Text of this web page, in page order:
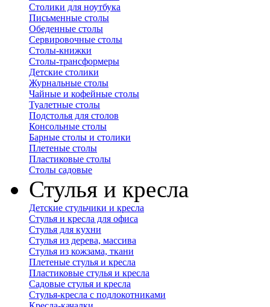
Столики для ноутбука
Письменные столы
Обеденные столы
Сервировочные столы
Столы-книжки
Столы-трансформеры
Детские столики
Журнальные столы
Чайные и кофейные столы
Туалетные столы
Подстолья для столов
Консольные столы
Барные столы и столики
Плетеные столы
Пластиковые столы
Столы садовые
Стулья и кресла
Детские стульчики и кресла
Стулья и кресла для офиса
Стулья для кухни
Стулья из дерева, массива
Стулья из кожзама, ткани
Плетеные стулья и кресла
Пластиковые стулья и кресла
Садовые стулья и кресла
Стулья-кресла с подлокотниками